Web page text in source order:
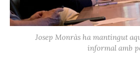
Josep Monràs ha mantingut
informal amb